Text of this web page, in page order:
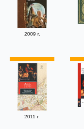
2009 г.
2011 г.